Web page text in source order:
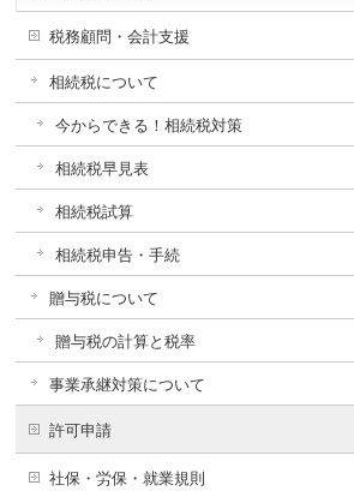
税務顧問・会計支援
相続税について
今からできる！相続税対策
相続税早見表
相続税試算
相続税申告・手続
贈与税について
贈与税の計算と税率
事業承継対策について
許可申請
社保・労保・就業規則